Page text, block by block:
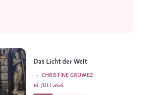
Das Licht der Welt
CHRISTINE GRUWEZ
·
16. JULI 2026